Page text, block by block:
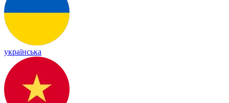
українська